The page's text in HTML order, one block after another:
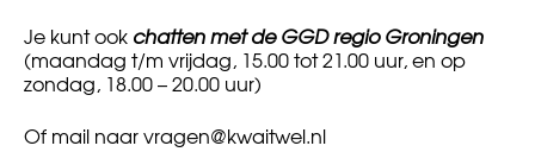
Je kunt ook chatten met de GGD regio Groningen
(maandag t/m vrijdag, 15.00 tot 21.00 uur, en op
zondag, 18.00 – 20.00 uur)
Of mail naarvragen@kwaitwel.nl